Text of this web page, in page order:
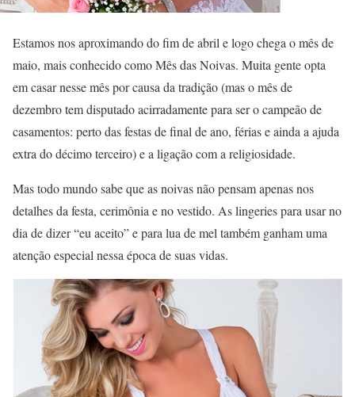
Estamos nos aproximando do fim de abril e logo chega o mês de
maio, mais conhecido como Mês das Noivas. Muita gente opta
em casar nesse mês por causa da tradição (mas o mês de
dezembro tem disputado acirradamente para ser o campeão de
casamentos: perto das festas de final de ano, férias e ainda a ajuda
extra do décimo terceiro) e a ligação com a religiosidade.
Mas todo mundo sabe que as noivas não pensam apenas nos
detalhes da festa, cerimônia e no vestido. As lingeries para usar no
dia de dizer “eu aceito” e para lua de mel também ganham uma
atenção especial nessa época de suas vidas.